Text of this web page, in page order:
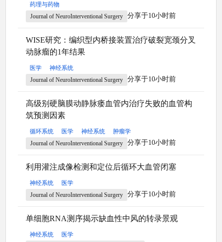
药理与药物
Journal of NeuroInterventional Surgery
分享于10小时前
WISE研究：编织型内桥接装置治疗破裂宽颈分叉
动脉瘤的1年结果
医学
神经系统
Journal of NeuroInterventional Surgery
分享于10小时前
高级别硬脑膜动静脉瘘血管内治疗失败的血管构
筑预测因素
循环系统 医学 神经系统
肿瘤学
Journal of NeuroInterventional Surgery
分享于10小时前
利用灌注成像检测和定位后循环大血管闭塞
神经系统
医学
Journal of NeuroInterventional Surgery
分享于10小时前
单细胞RNA测序揭示缺血性中风的转录景观
神经系统
医学